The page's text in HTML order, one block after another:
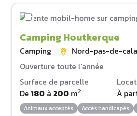
Camping Houtkerque
Camping
Nord-pas-de-
Ouverture toute l'année
Surface de parcelle
De 180 à 200 m2
À
Animaux acceptés Accès handicapés